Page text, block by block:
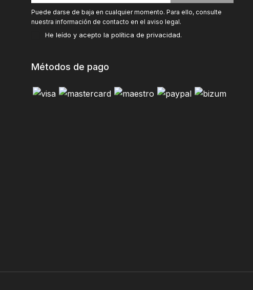
Puede darse de baja en cualquier momento. Para ello, consulte
nuestra información de contacto en el aviso legal.
He leído y acepto la política de privacidad.
Métodos de pago